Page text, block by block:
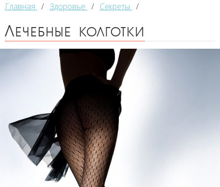
Главная / Здоровье / Секреты /
Лечебные колготки